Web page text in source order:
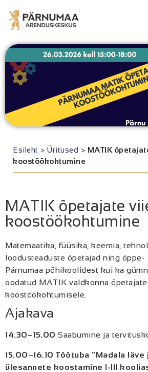
Esileht > Üritused > MATIK
koostöökohtumine
MATIK õpetajate
koostöökohtumine
Matemaatika, füüsika, keemia,
loodusteaduste õpetajad ning
Pärnumaa põhikoolidest kui ka
oodatud MATIK valdkonna
koostöökohtumisele.
Ajakava
14.30–15.00 Saabumine ja
15.00–16.10 Töötuba “Madala
ülesannete koostamine I-III